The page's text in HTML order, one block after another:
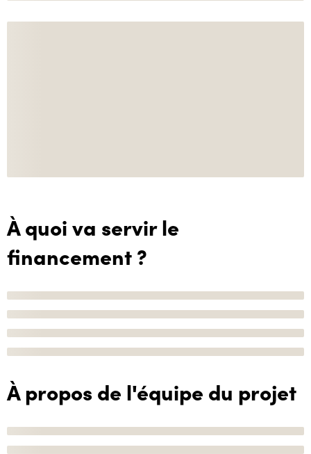
À quoi va servir le
financement ?
À propos de l'équipe du projet